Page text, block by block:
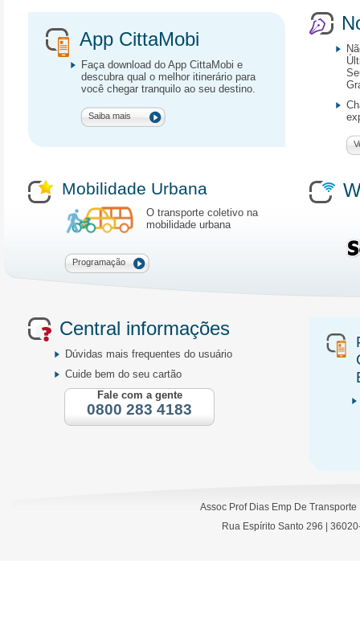
App CittaMobi
Faça download do App CittaMobi e
descubra qual o melhor itinerário para
você chegar tranquilo ao seu destino.
Saiba mais
Mobilidade Urbana
O transporte coletivo na
mobilidade urbana
Programação
Central informações
Dúvidas mais frequentes do usuário
Cuide bem do seu cartão
Fale com a gente
0800 283 4183
Assoc Prof Dias Emp De
Rua Espírito Santo 296 |